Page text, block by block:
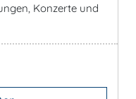
Konzerte und